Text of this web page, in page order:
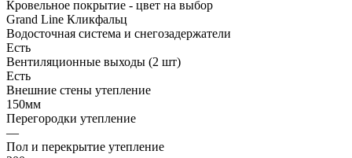
Кровельное покрытие - цвет на выбор
Grand Line Кликфальц
Водосточная система и снегозадержатели
Есть
Вентиляционные выходы (2 шт)
Есть
Внешние стены утепление
150мм
Перегородки утепление
—
Пол и перекрытие утепление